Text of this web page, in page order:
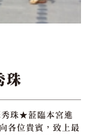
珠
珠★蒞臨本宮進
各位貴賓，致上最